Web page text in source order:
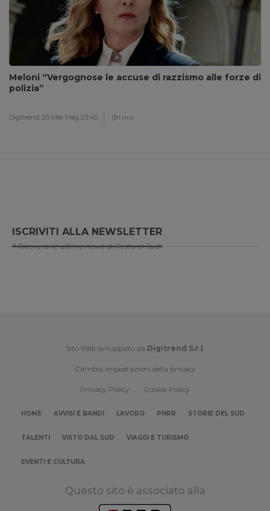
Meloni “Vergognose le accuse di razzismo alle forze di
polizia”
Digitrend, 25 Mer Mag 23:40 1 min
ISCRIVITI ALLA NEWSLETTER
* Riceverai le ultime news di Resto al Sud!
Sito Web sviluppato da Digitrend S.r.l .
Cambia impostazioni della privacy
Privacy Policy Cookie Policy
HOME AVVISI E BANDI LAVORO PNRR STORIE DEL SUD
TALENTI VISTO DAL SUD VIAGGI E TURISMO
EVENTI E CULTURA
Questo sito è associato alla